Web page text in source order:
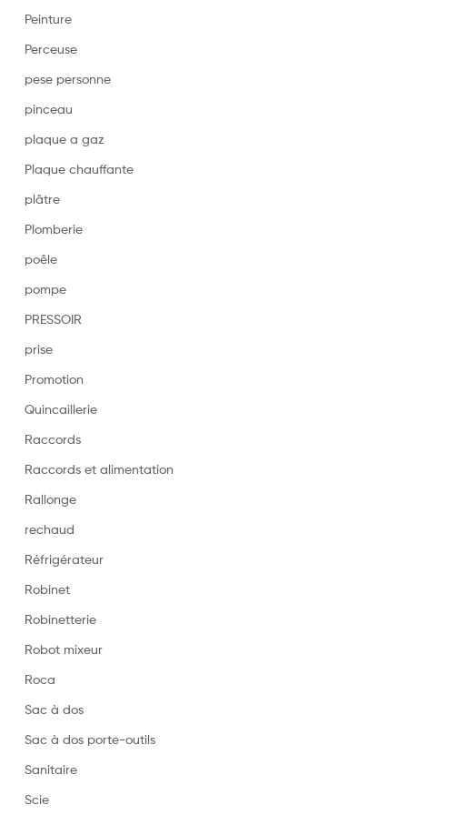
Peinture
Perceuse
pese personne
pinceau
plaque a gaz
Plaque chauffante
plâtre
Plomberie
poêle
pompe
PRESSOIR
prise
Promotion
Quincaillerie
Raccords
Raccords et alimentation
Rallonge
rechaud
Réfrigérateur
Robinet
Robinetterie
Robot mixeur
Roca
Sac à dos
Sac à dos porte-outils
Sanitaire
Scie